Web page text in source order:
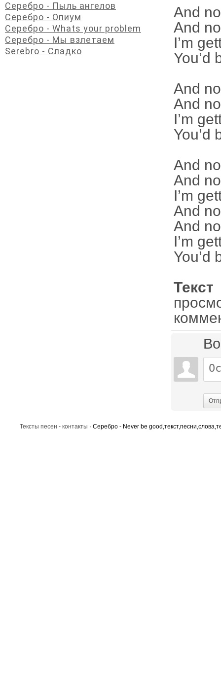
And
And
I’m
You’d
And
And
I’m
You’d
And
And
I’m
And
And
I’m
You’d
Серебро - Пыль ангелов
Серебро - Опиум
Серебро - Whats your problem
Серебро - Мы взлетаем
Serebro - Сладко
Тексты песен - контакты · Серебро - Never be